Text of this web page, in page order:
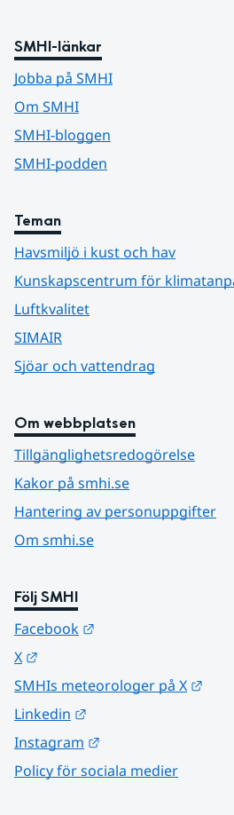
SMHI-länkar
Jobba på SMHI
Om SMHI
SMHI-bloggen
SMHI-podden
Teman
Havsmiljö i kust och hav
Kunskapscentrum för
Luftkvalitet
SIMAIR
Sjöar och vattendrag
Om webbplatsen
Tillgänglighetsredogörelse
Kakor på smhi.se
Hantering av personuppgifter
Om smhi.se
Följ SMHI
Facebook
X
SMHIs meteorologer på X
Linkedin
Instagram
Policy för sociala medier